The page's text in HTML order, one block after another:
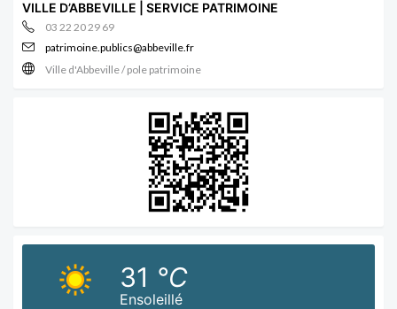
VILLE D’ABBEVILLE | SERVICE PATRIMOINE
03 22 20 29 69
patrimoine.publics@abbeville.fr
Ville d'Abbeville / pole patrimoine
Ensoleillé
31 °C